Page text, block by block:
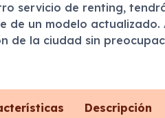
servicio de renting,
de un modelo
de la ciudad sin
Descripción